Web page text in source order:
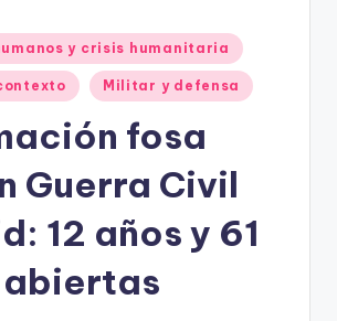
y crisis humanitaria
Militar y defensa
fosa
Guerra Civil
12 años y 61